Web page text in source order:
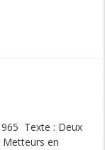
Texte : Deux
en